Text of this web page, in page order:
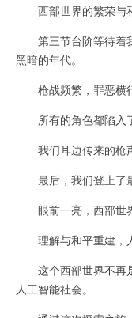
西部世界的繁荣与和
第三节台阶等待着
黑暗的年代。
枪战频繁，罪恶横行
所有的角色都陷入了
我们耳边传来的枪声
最后，我们登上了最
眼前一亮，西部世界
理解与和平重建，人
这个西部世界不再
人工智能社会。